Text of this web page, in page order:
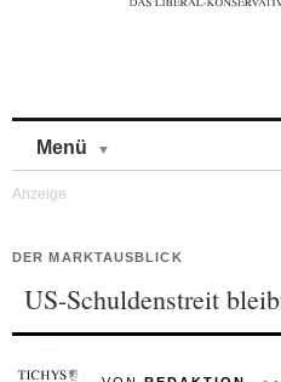
Menü
DER MARKTAUSBLICK
US- Schuldenstreit